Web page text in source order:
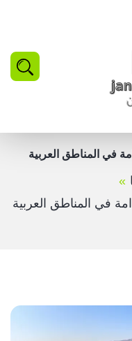
في المناطق العربية
في المناطق العربية